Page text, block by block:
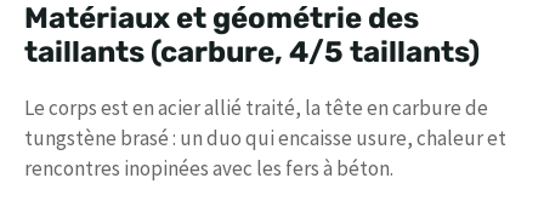
Matériaux et géométrie des
taillants (carbure, 4/5 taillants)
Le corps est en acier allié traité, la tête en carbure de
tungstène brasé : un duo qui encaisse usure, chaleur et
rencontres inopinées avec les fers à béton.